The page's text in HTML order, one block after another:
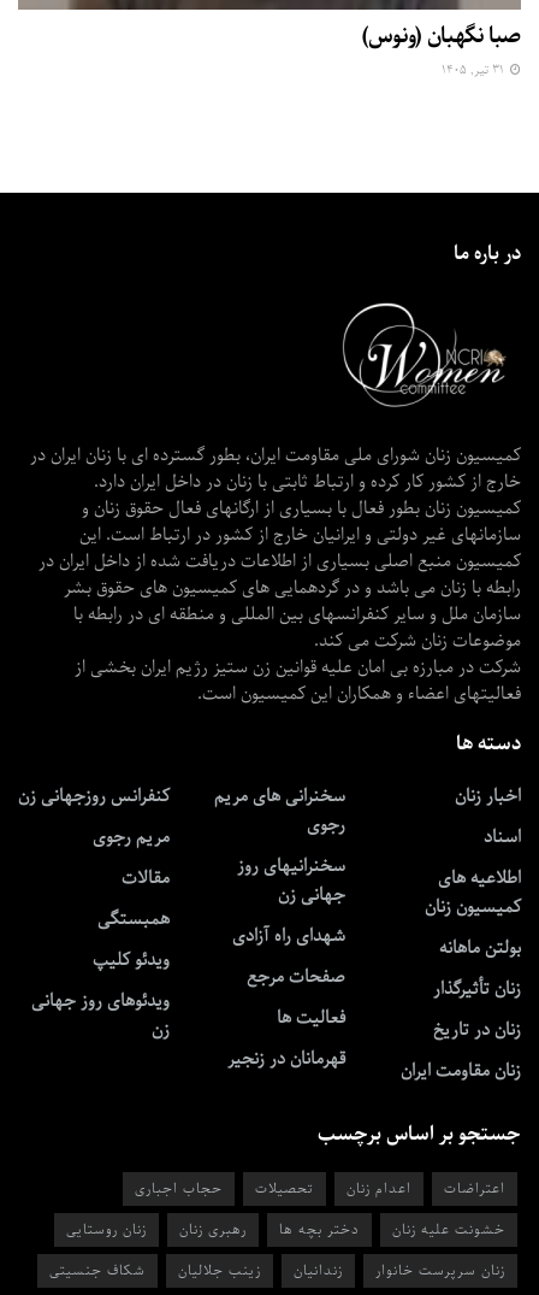
صبا نگهبان (ونوس)
در باره ما
کمیسیون زنان شورای ملی مقاومت ایران، بطور گسترده ای با زنان ایران در
خارج از کشور کار کرده و ارتباط ثابتی با زنان در داخل ایران دارد.
کمیسیون زنان بطور فعال با بسیاری از ارگانهای فعال حقوق زنان و
سازمانهای غیر دولتی و ایرانیان خارج از کشور در ارتباط است. این
کمیسیون منبع اصلی بسیاری از اطلاعات دریافت شده از داخل ایران در
رابطه با زنان می باشد و در گردهمایی های کمیسیون های حقوق بشر
سازمان ملل و سایر کنفرانسهای بین المللی و منطقه ای در رابطه با
موضوعات زنان شرکت می کند.
شرکت در مبارزه بی امان علیه قوانین زن ستیز رژیم ایران بخشی از
فعالیتهای اعضاء و همکاران این کمیسیون است.
دسته ها
اخبار زنان
اسناد
اطلاعیه های
کمیسیون زنان
بولتن ماهانه
زنان تأثیرگذار
زنان در تاریخ
زنان مقاومت ایران
سخنرانی های مریم
رجوی
سخنرانیهای روز
جهانی زن
شهدای راه آزادی
صفحات مرجع
فعالیت ها
قهرمانان در زنجیر
کنفرانس روزجهانی زن
مریم رجوی
مقالات
همبستگی
ویدئو کلیپ
ویدئوهای روز جهانی
زن
جستجو بر اساس برچسب
اعتراضات اعدام زنان تحصیلات
حجاب اجباری
خشونت علیه زنان
دختر بچه ها رهبری زنان
زنان روستایی
زنان سرپرست خانوار
زندانیان زینب جلالیان شکاف جنسیتی